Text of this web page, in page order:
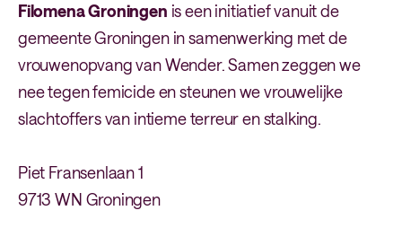
Filomena Groningen is een initiatief vanuit de
gemeente Groningen in samenwerking met de
vrouwenopvang van Wender. Samen zeggen we
nee tegen femicide en steunen we vrouwelijke
slachtoffers van intieme terreur en stalking.
Piet Fransenlaan 1
9713 WN Groningen